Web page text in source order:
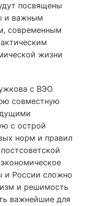
посвящены
и важным
современным
жизни
с ВЭО
совместную
с острой
норм и правил
и России сложно
и решимость
важнейшие для